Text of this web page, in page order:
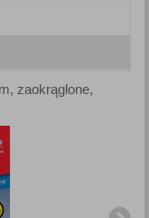
zaokrąglone,